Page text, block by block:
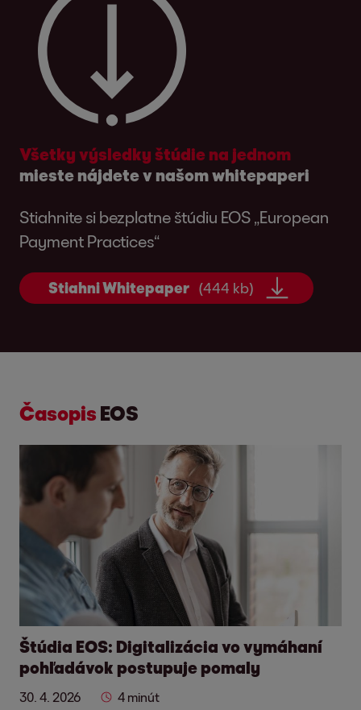
Všetky výsledky štúdie na jednom
mieste nájdete v našom whitepaperi
Stiahnite si bezplatne štúdiu EOS „European
Payment Practices“
Stiahni Whitepaper (444 kb)
Časopis EOS
Štúdia EOS: Digitalizácia vo vymáhaní
pohľadávok postupuje pomaly
30. 4. 2026 4 minút